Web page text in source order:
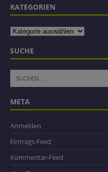
KATEGORIEN
SUCHE
META
Anmelden
Eintrags-Feed
Kommentar-Feed